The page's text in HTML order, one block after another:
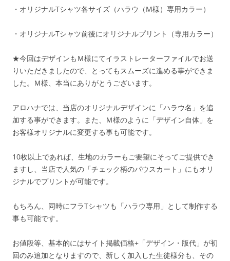
・オリジナルTシャツ各サイズ（ハラウ（M様）専用カラー）
・オリジナルTシャツ前後にオリジナルプリント（専用カラー）
★今回はデザインもＭ様にてイラストレーターファイルでお送
りいただきましたので、とってもスムーズに進める事ができま
した。Ｍ様、本当にありがとうございます。
アロハナでは、当店のオリジナルデザインに「ハラウ名」を追
加する事ができます。また、Ｍ様のように「デザイン自体」を
お客様オリジナルに変更する事も可能です。
10枚以上であれば、生地のカラーもご要望にそってご提供でき
ますし、当店で人気の「チェック柄のパウスカート」にもオリ
ジナルでプリントが可能です。
もちろん、同時にフラTシャツも「ハラウ専用」として制作する
事も可能です。
お値段等、基本的にはサイト掲載価格+「デザイン・版代」が初
回のみ追加となりますので、新しく加入した生徒様分も、その